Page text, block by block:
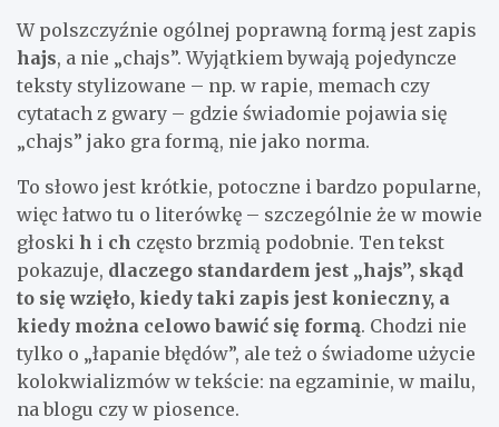
W polszczyźnie ogólnej poprawną formą jest zapis
hajs, a nie „chajs”. Wyjątkiem bywają pojedyncze
teksty stylizowane – np. w rapie, memach czy
cytatach z gwary – gdzie świadomie pojawia się
„chajs” jako gra formą, nie jako norma.
To słowo jest krótkie, potoczne i bardzo popularne,
więc łatwo tu o literówkę – szczególnie że w mowie
głoski h i ch często brzmią podobnie. Ten tekst
pokazuje, dlaczego standardem jest „hajs”, skąd
to się wzięło, kiedy taki zapis jest konieczny, a
kiedy można celowo bawić się formą. Chodzi nie
tylko o „łapanie błędów”, ale też o świadome użycie
kolokwializmów w tekście: na egzaminie, w mailu,
na blogu czy w piosence.